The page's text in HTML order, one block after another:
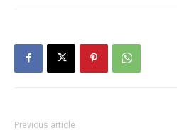
Previous article